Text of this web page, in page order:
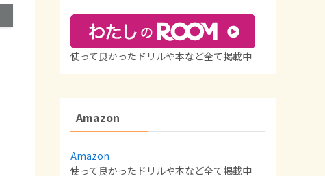
使って良かったドリルや本など全て掲載中
Amazon
Amazon
使って良かったドリルや本など全て掲載中